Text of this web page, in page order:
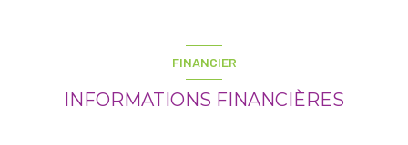
FINANCIER
INFORMATIONS FINANCIÈRES